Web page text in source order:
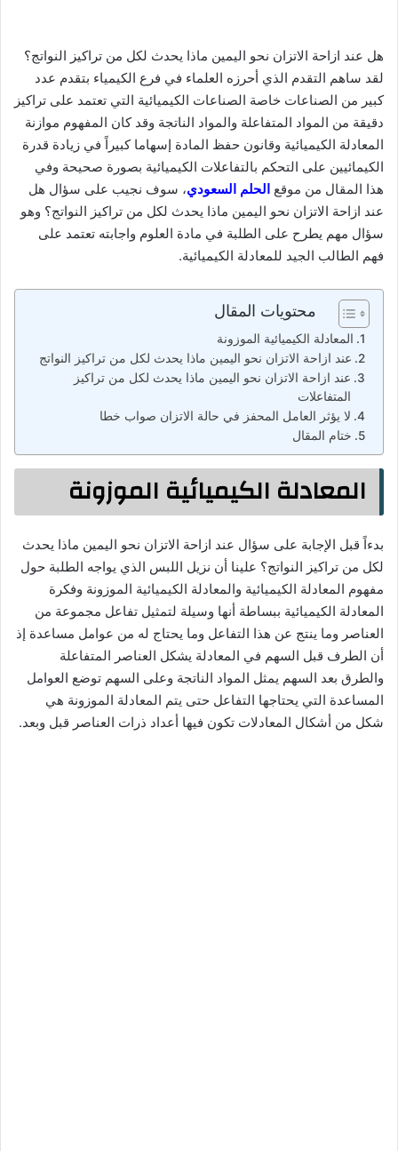
هل عند ازاحة الاتزان نحو اليمين ماذا يحدث لكل من تراكيز النواتج؟
لقد ساهم التقدم الذي أحرزه العلماء في فرع الكيمياء بتقدم عدد
كبير من الصناعات خاصة الصناعات الكيميائية التي تعتمد على تراكيز
دقيقة من المواد المتفاعلة والمواد الناتجة وقد كان المفهوم موازنة
المعادلة الكيميائية وقانون حفظ المادة إسهاما كبيراً في زيادة قدرة
الكيمائيين على التحكم بالتفاعلات الكيميائية بصورة صحيحة وفي
هذا المقال من موقع الحلم السعودي، سوف نجيب على سؤال هل
عند ازاحة الاتزان نحو اليمين ماذا يحدث لكل من تراكيز النواتج؟ وهو
سؤال مهم يطرح على الطلبة في مادة العلوم واجابته تعتمد على
فهم الطالب الجيد للمعادلة الكيميائية.
محتويات المقال
المعادلة الكيميائية الموزونة
عند ازاحة الاتزان نحو اليمين ماذا يحدث لكل من تراكيز النواتج
عند ازاحة الاتزان نحو اليمين ماذا يحدث لكل من تراكيز
المتفاعلات
لا يؤثر العامل المحفز في حالة الاتزان صواب خطا
ختام المقال
المعادلة الكيميائية الموزونة
بدءاً قبل الإجابة على سؤال عند ازاحة الاتزان نحو اليمين ماذا يحدث
لكل من تراكيز النواتج؟ علينا أن نزيل اللبس الذي يواجه الطلبة حول
مفهوم المعادلة الكيميائية والمعادلة الكيميائية الموزونة وفكرة
المعادلة الكيميائية ببساطة أنها وسيلة لتمثيل تفاعل مجموعة من
العناصر وما ينتج عن هذا التفاعل وما يحتاج له من عوامل مساعدة إذ
أن الطرف قبل السهم في المعادلة يشكل العناصر المتفاعلة
والطرق بعد السهم يمثل المواد الناتجة وعلى السهم توضع العوامل
المساعدة التي يحتاجها التفاعل حتى يتم المعادلة الموزونة هي
شكل من أشكال المعادلات تكون فيها أعداد ذرات العناصر قبل وبعد.